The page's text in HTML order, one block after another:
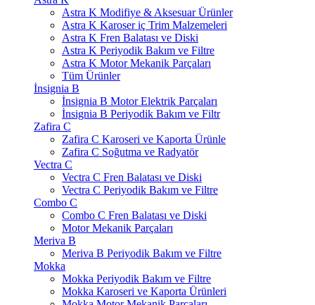
Astra K Modifiye & Aksesuar Ürünler
Astra K Karoser iç Trim Malzemeleri
Astra K Fren Balatası ve Diski
Astra K Periyodik Bakım ve Filtre
Astra K Motor Mekanik Parçaları
Tüm Ürünler
İnsignia B
İnsignia B Motor Elektrik Parçaları
İnsignia B Periyodik Bakım ve Filtr
Zafira C
Zafira C Karoseri ve Kaporta Ürünle
Zafira C Soğutma ve Radyatör
Vectra C
Vectra C Fren Balatası ve Diski
Vectra C Periyodik Bakım ve Filtre
Combo C
Combo C Fren Balatası ve Diski
Motor Mekanik Parçaları
Meriva B
Meriva B Periyodik Bakım ve Filtre
Mokka
Mokka Periyodik Bakım ve Filtre
Mokka Karoseri ve Kaporta Ürünleri